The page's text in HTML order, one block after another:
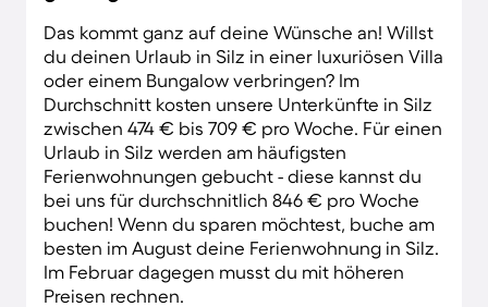
Das kommt ganz auf deine Wünsche an! Willst
du deinen Urlaub in Silz in einer luxuriösen Villa
oder einem Bungalow verbringen? Im
Durchschnitt kosten unsere Unterkünfte in Silz
zwischen 474 € bis 709 € pro Woche. Für einen
Urlaub in Silz werden am häufigsten
Ferienwohnungen gebucht - diese kannst du
bei uns für durchschnitlich 846 € pro Woche
buchen! Wenn du sparen möchtest, buche am
besten im August deine Ferienwohnung in Silz.
Im Februar dagegen musst du mit höheren
Preisen rechnen.